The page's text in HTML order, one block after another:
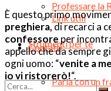
Link utili
Contatti
Professare la
Strumenti per te
Parla con un
È questo primo
preghiera,di recarci a
confessore per
appello che da sempre
ogni uomo: “venite a
io vi ristorerò!“.